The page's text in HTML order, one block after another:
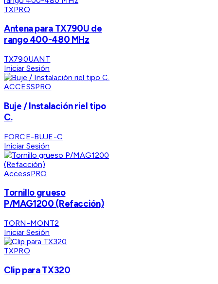
TXPRO
Antena para TX790U de
rango 400-480 MHz
TX790UANT
Iniciar Sesión
ACCESSPRO
Buje / Instalación riel tipo
C.
FORCE-BUJE-C
Iniciar Sesión
AccessPRO
Tornillo grueso
P/MAG1200 (Refacción)
TORN-MONT2
Iniciar Sesión
TXPRO
Clip para TX320